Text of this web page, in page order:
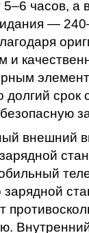
5–6 часов, а
—
и
долгий
внешний
зарядной